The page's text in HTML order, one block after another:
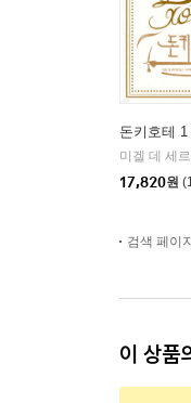
돈키호테 1
17,820원
검색 페이
이 상품